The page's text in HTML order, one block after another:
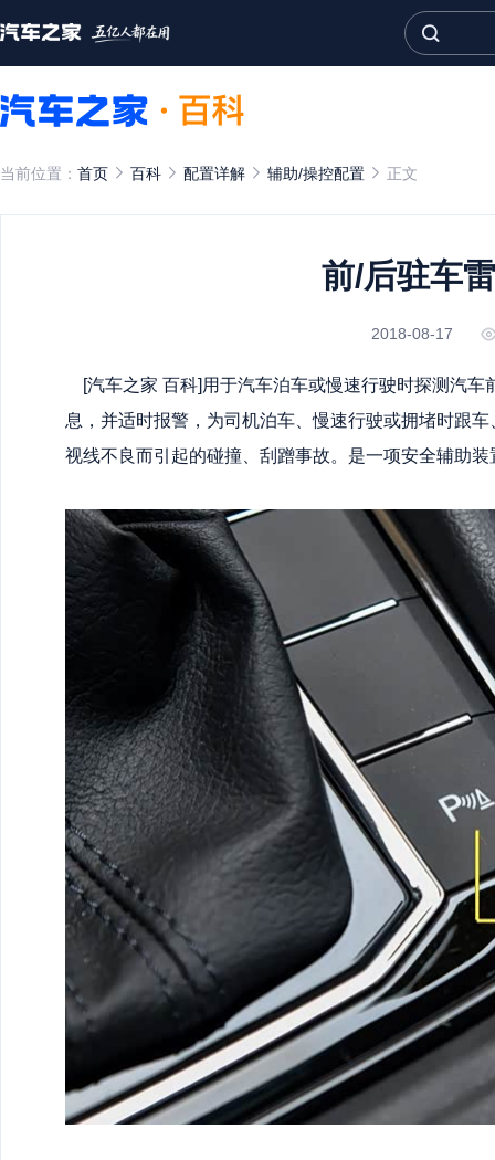
当前位置： 首页 百科 配置详解 辅助/操控配置 正文
前/后驻车
2018-08-17
[汽车之家 百科]用于汽车泊车或慢速行驶时探测汽
息，并适时报警，为司机泊车、慢速行驶或拥堵时跟
视线不良而引起的碰撞、刮蹭事故。是一项安全辅助